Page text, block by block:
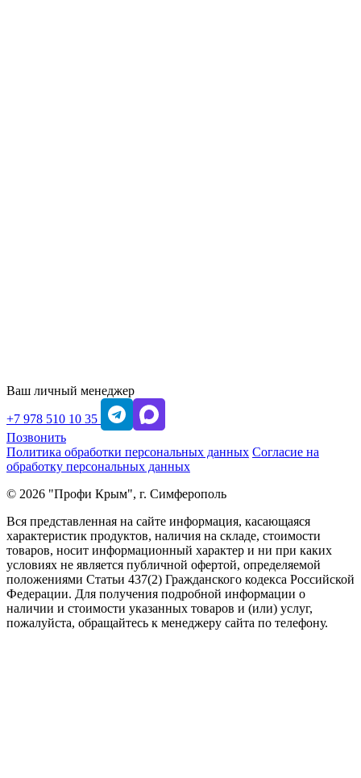
Ваш личный менеджер
+7 978 510 10 35
Позвонить
Политика обработки персональных данных Согласие на
обработку персональных данных
© 2026 "Профи Крым", г. Симферополь
Вся представленная на сайте информация, касающаяся
характеристик продуктов, наличия на складе, стоимости
товаров, носит информационный характер и ни при каких
условиях не является публичной офертой, определяемой
положениями Статьи 437(2) Гражданского кодекса Российской
Федерации. Для получения подробной информации о
наличии и стоимости указанных товаров и (или) услуг,
пожалуйста, обращайтесь к менеджеру сайта по телефону.